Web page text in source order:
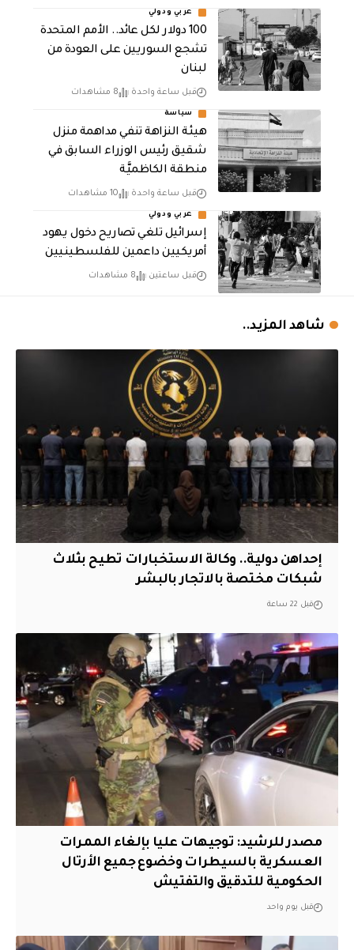
عربي ودولي
100 دولار لكل عائد.. الأمم المتحدة
تشجع السوريين على العودة من
لبنان
قبل ساعة واحدة 8 مشاهدات
سياسة
هيئة النزاهة تنفي مداهمة منزل
شقيق رئيس الوزراء السابق في
منطقة الكاظميَّة
قبل ساعة واحدة 10 مشاهدات
عربي ودولي
إسرائيل تلغي تصاريح دخول يهود
أمريكيين داعمين للفلسطينيين
قبل ساعتين 8 مشاهدات
شاهد المزيد..
إحداهن دولية.. وكالة الاستخبارات تطيح بثلاث
شبكات مختصة بالاتجار بالبشر
قبل 22 ساعة
مصدر للرشيد: توجيهات عليا بإلغاء الممرات
العسكرية بالسيطرات وخضوع جميع الأرتال
الحكومية للتدقيق والتفتيش
قبل يوم واحد